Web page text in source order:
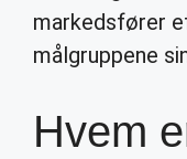
markedsfører
målgruppene
Hvem